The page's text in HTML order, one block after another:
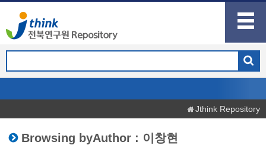
Jthink Repository
Browsing byAuthor : 이창현